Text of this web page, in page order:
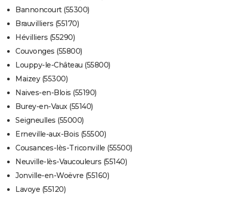
Bannoncourt (55300)
Brauvilliers (55170)
Hévilliers (55290)
Couvonges (55800)
Louppy-le-Château (55800)
Maizey (55300)
Naives-en-Blois (55190)
Burey-en-Vaux (55140)
Seigneulles (55000)
Erneville-aux-Bois (55500)
Cousances-lès-Triconville (55500)
Neuville-lès-Vaucouleurs (55140)
Jonville-en-Woëvre (55160)
Lavoye (55120)